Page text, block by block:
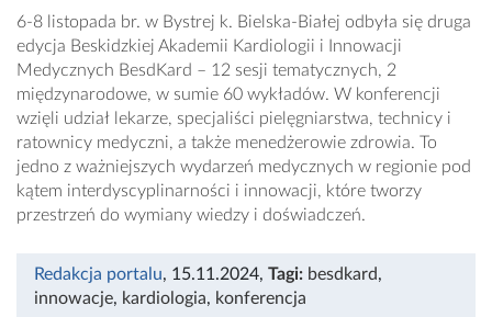
6-8 listopada br. w Bystrej k. Bielska-Białej odbyła się druga
edycja Beskidzkiej Akademii Kardiologii i Innowacji
Medycznych BesdKard – 12 sesji tematycznych, 2
międzynarodowe, w sumie 60 wykładów. W konferencji
wzięli udział lekarze, specjaliści pielęgniarstwa, technicy i
ratownicy medyczni, a także menedżerowie zdrowia. To
jedno z ważniejszych wydarzeń medycznych w regionie pod
kątem interdyscyplinarności i innowacji, które tworzy
przestrzeń do wymiany wiedzy i doświadczeń.
Redakcja portalu, 15.11.2024, Tagi: besdkard,
innowacje, kardiologia, konferencja